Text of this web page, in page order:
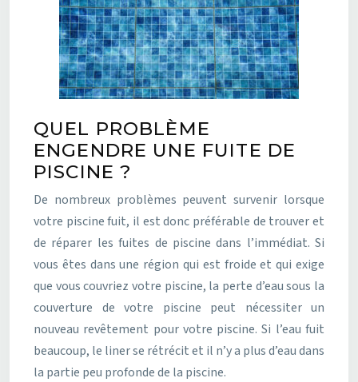
QUEL PROBLÈME
ENGENDRE UNE FUITE DE
PISCINE ?
De nombreux problèmes peuvent survenir lorsque
votre piscine fuit, il est donc préférable de trouver et
de réparer les fuites de piscine dans l’immédiat. Si
vous êtes dans une région qui est froide et qui exige
que vous couvriez votre piscine, la perte d’eau sous la
couverture de votre piscine peut nécessiter un
nouveau revêtement pour votre piscine. Si l’eau fuit
beaucoup, le liner se rétrécit et il n’y a plus d’eau dans
la partie peu profonde de la piscine.